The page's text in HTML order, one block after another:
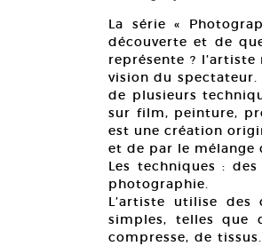
La série «
découverte et de
représente ?
vision du
de plusieurs
sur film, peinture,
est une création
et de par le mélange
Les techniques :
photographie.
L’artiste utilise
simples, telles que
compresse, de